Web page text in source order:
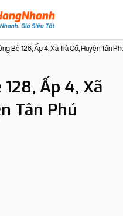
Bè 128, Ấp 4, Xã Trà Cổ, Huyện Tân
Ấp 4, Xã
Tân Phú